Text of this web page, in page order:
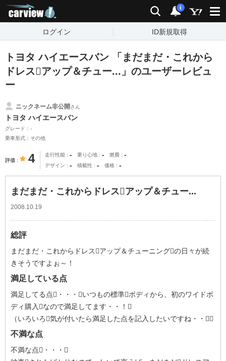
検索 通知
i
ログイン ID新規取得
トヨタ ハイエースバン 「まだまだ・これから
ドレスアップ＆チュー...」のユーザーレビュ
ー
ニックネーム非公開さん
トヨタ ハイエースバン
グレード：-
乗車形式：その他
評価 4 走行性能 - 乗り心地 - 燃費 -
デザイン - 積載性 - 価格 -
まだまだ・これからドレスアップ＆チュー...
2008.10.19
総評
まだまだ・これからドレスアップ＆チューニングの日々が続
きそうですよぉ～！
満足している点
満足してる点・・・いつもの標準ボディから、初のワイドボ
ディ購入なので満足してます・・！
（いろいろ気が付いたら満足した点を記入したいですね・・）
不満な点
不満な点・・・